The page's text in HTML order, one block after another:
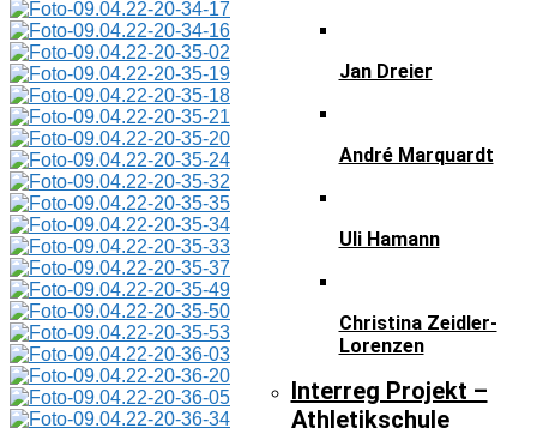
Jan Dreier
André Marquardt
Uli Hamann
Christina Zeidler-
Lorenzen
Interreg Projekt –
Athletikschule